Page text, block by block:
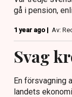
gå i pension,
1 year ago | Av:
Svag
En försvagning
landets